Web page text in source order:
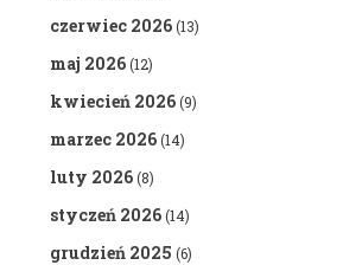
czerwiec 2026(13)
maj 2026(12)
kwiecień 2026(9)
marzec 2026(14)
luty 2026(8)
styczeń 2026(14)
grudzień 2025 (6)